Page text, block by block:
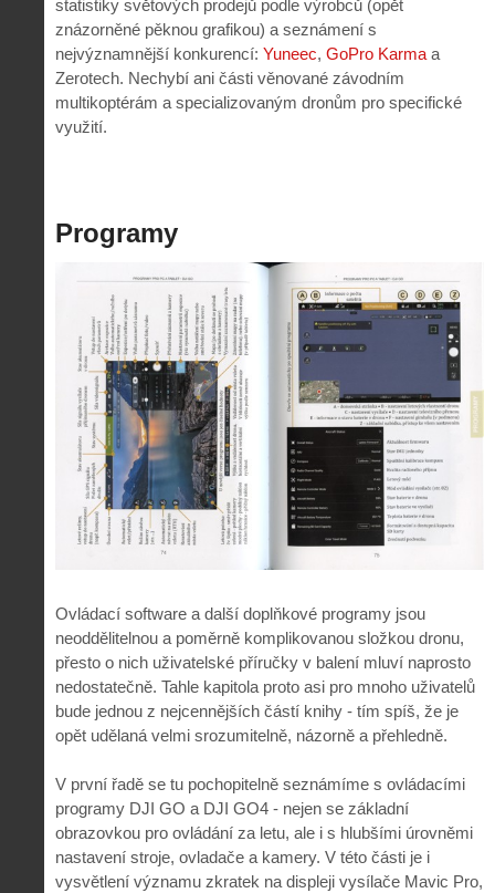
statistiky světových prodejů podle výrobců (opět
znázorněné pěknou grafikou) a seznámení s
nejvýznamnější konkurencí: Yuneec, GoPro Karma a
Zerotech. Nechybí ani části věnované závodním
multikoptérám a specializovaným dronům pro specifické
využití.
Programy
Ovládací software a další doplňkové programy jsou
neoddělitelnou a poměrně komplikovanou složkou dronu,
přesto o nich uživatelské příručky v balení mluví naprosto
nedostatečně. Tahle kapitola proto asi pro mnoho uživatelů
bude jednou z nejcennějších částí knihy - tím spíš, že je
opět udělaná velmi srozumitelně, názorně a přehledně.
V první řadě se tu pochopitelně seznámíme s ovládacími
programy DJI GO a DJI GO4 - nejen se základní
obrazovkou pro ovládání za letu, ale i s hlubšími úrovněmi
nastavení stroje, ovladače a kamery. V této části je i
vysvětlení významu zkratek na displeji vysílače Mavic Pro,